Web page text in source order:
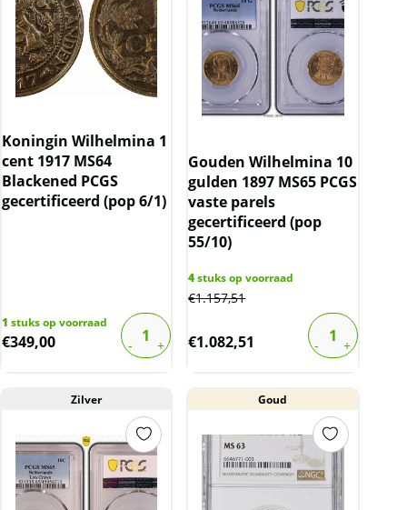
Koningin Wilhelmina 1
cent 1917 MS64
Blackened PCGS
gecertificeerd (pop 6/1)
1 stuks op voorraad
€349,00
Gouden Wilhelmina 10
gulden 1897 MS65 PCGS
vaste parels
gecertificeerd (pop
55/10)
4stuks op voorraad
€1.157,51
€1.082,51
Zilver Goud